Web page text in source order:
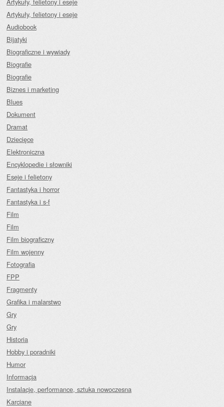
Artykuły, felietony i eseje
Audiobook
Bijatyki
Biograficzne i wywiady
Biografie
Biografie
Biznes i marketing
Blues
Dokument
Dramat
Dziecięce
Elektroniczna
Encyklopedie i słowniki
Eseje i felietony
Fantastyka i horror
Fantastyka i s-f
Film
Film
Film biograficzny
Film wojenny
Fotografia
FPP
Fragmenty
Grafika i malarstwo
Gry
Gry
Historia
Hobby i poradniki
Humor
Informacja
Instalacje, performance, sztuka nowoczesna
Karciane